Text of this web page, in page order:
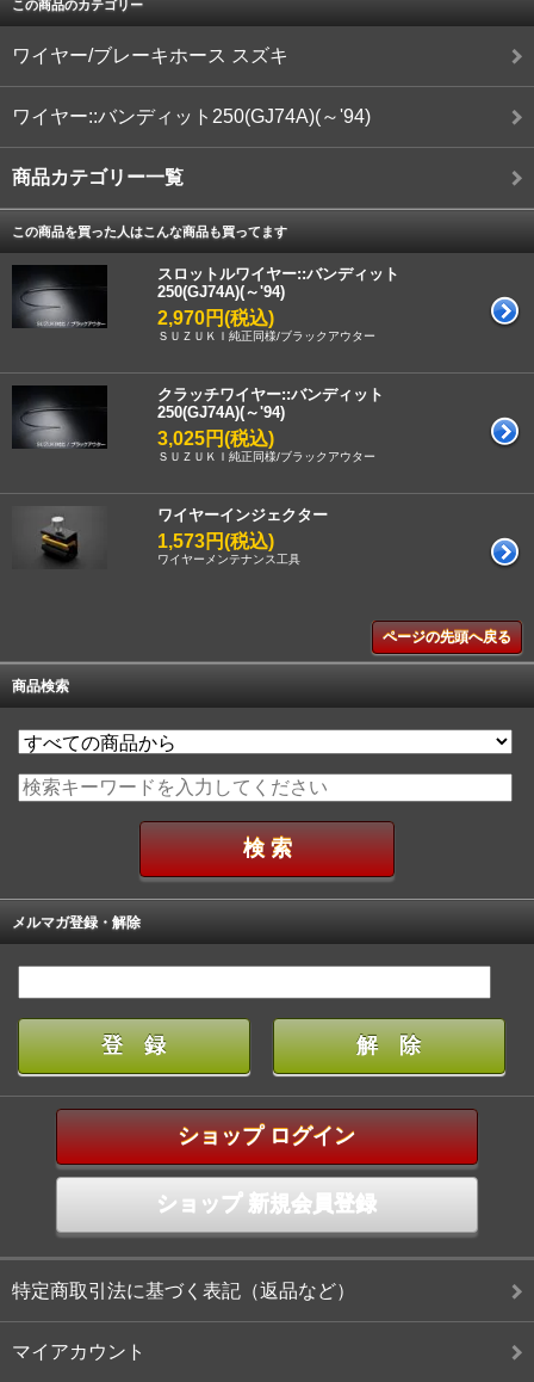
この商品のカテゴリー
ワイヤー/ブレーキホース スズキ
ワイヤー::バンディット250(GJ74A)(～'94)
商品カテゴリー一覧
この商品を買った人はこんな商品も買ってます
スロットルワイヤー::バンディット
250(GJ74A)(～'94)
2,970円(税込)
ＳＵＺＵＫＩ純正同様/ブラックアウター
クラッチワイヤー::バンディット
250(GJ74A)(～'94)
3,025円(税込)
ＳＵＺＵＫＩ純正同様/ブラックアウター
ワイヤーインジェクター
1,573円(税込)
ワイヤーメンテナンス工具
ページの先頭へ戻る
商品検索
メルマガ登録・解除
ショップ ログイン
ショップ 新規会員登録
特定商取引法に基づく表記（返品など）
マイアカウント